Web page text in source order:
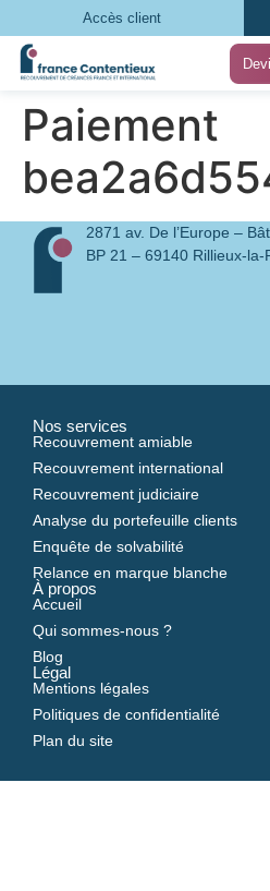
Accès client
Paiement
2871 av. De l’Europe –
BP 21 – 69140 Rillieux-la-
Nos services
Recouvrement amiable
Recouvrement international
Recouvrement judiciaire
Analyse du portefeuille clients
Enquête de solvabilité
Relance en marque blanche
À propos
Accueil
Qui sommes-nous ?
Blog
Légal
Mentions légales
Politiques de confidentialité
Plan du site